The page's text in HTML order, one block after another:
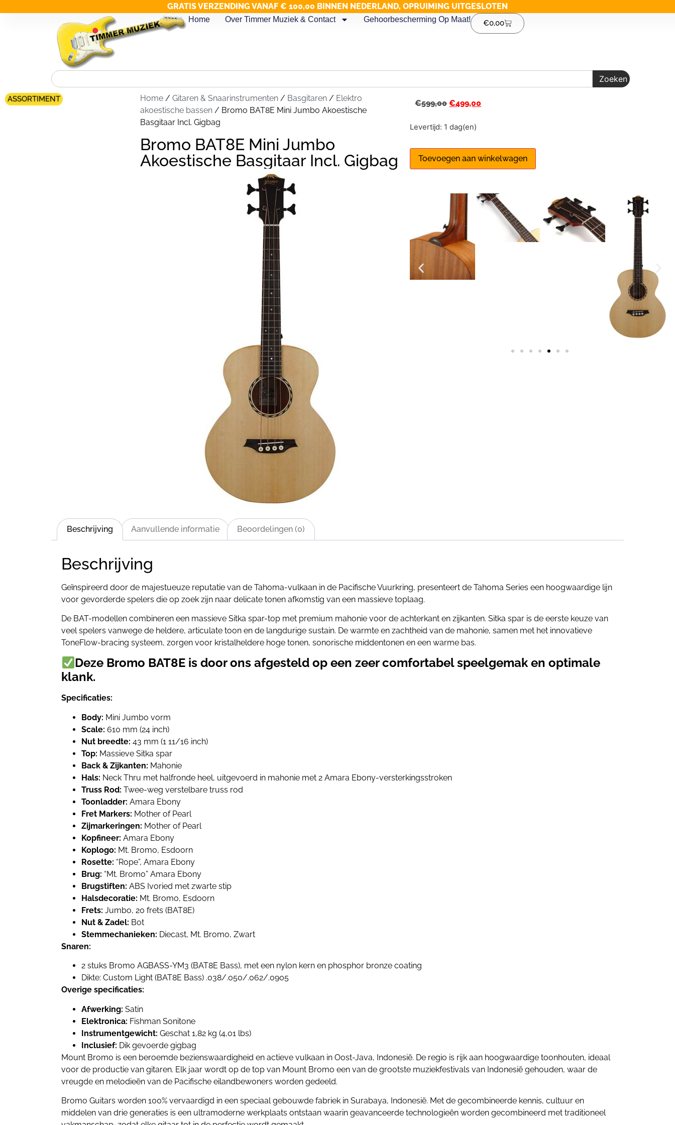
GRATIS VERZENDING VANAF € 100,00 BINNEN NEDERLAND, OPRUIMING UITGESLOTEN
Home Over Timmer Muziek & Contact Gehoorbescherming Op Maat! €0,00
Zoeken
ASSORTIMENT Home/ Gitaren & Snaarinstrumenten/ Basgitaren/ Elektro
akoestische bassen/ Bromo BAT8E Mini Jumbo Akoestische
Basgitaar Incl. Gigbag
Bromo BAT8E Mini Jumbo
Akoestische Basgitaar Incl. Gigbag
€599,00 €499,00
Levertijd: 1 dag(en)
Toevoegen aan winkelwagen
Beschrijving Aanvullende informatie Beoordelingen (0)
Beschrijving
Geïnspireerd door de majestueuze reputatie van de Tahoma-vulkaan in de Pacifische Vuurkring, presenteert de Tahoma Series een hoogwaardige lijn
voor gevorderde spelers die op zoek zijn naar delicate tonen afkomstig van een massieve toplaag.
De BAT-modellen combineren een massieve Sitka spar-top met premium mahonie voor de achterkant en zijkanten. Sitka spar is de eerste keuze van
veel spelers vanwege de heldere, articulate toon en de langdurige sustain. De warmte en zachtheid van de mahonie, samen met het innovatieve
ToneFlow-bracing systeem, zorgen voor kristalheldere hoge tonen, sonorische middentonen en een warme bas.
Deze Bromo BAT8E is door ons afgesteld op een zeer comfortabel speelgemak en optimale
klank.
Specificaties:
Body: Mini Jumbo vorm
Scale: 610 mm (24 inch)
Nut breedte: 43 mm (1 11/16 inch)
Top: Massieve Sitka spar
Back & Zijkanten: Mahonie
Hals: Neck Thru met halfronde heel, uitgevoerd in mahonie met 2 Amara Ebony-versterkingsstroken
Truss Rod: Twee-weg verstelbare truss rod
Toonladder: Amara Ebony
Fret Markers: Mother of Pearl
Zijmarkeringen: Mother of Pearl
Kopfineer: Amara Ebony
Koplogo: Mt. Bromo, Esdoorn
Rosette: “Rope”, Amara Ebony
Brug: “Mt. Bromo” Amara Ebony
Brugstiften: ABS Ivoried met zwarte stip
Halsdecoratie: Mt. Bromo, Esdoorn
Frets: Jumbo, 20 frets (BAT8E)
Nut & Zadel: Bot
Stemmechanieken: Diecast, Mt. Bromo, Zwart
Snaren:
2 stuks Bromo AGBASS-YM3 (BAT8E Bass), met een nylon kern en phosphor bronze coating
Dikte: Custom Light (BAT8E Bass) .038/.050/.062/.0905
Overige specificaties:
Afwerking: Satin
Elektronica: Fishman Sonitone
Instrumentgewicht: Geschat 1,82 kg (4,01 lbs)
Inclusief: Dik gevoerde gigbag
Mount Bromo is een beroemde bezienswaardigheid en actieve vulkaan in Oost-Java, Indonesië. De regio is rijk aan hoogwaardige toonhouten, ideaal
voor de productie van gitaren. Elk jaar wordt op de top van Mount Bromo een van de grootste muziekfestivals van Indonesië gehouden, waar de
vreugde en melodieën van de Pacifische eilandbewoners worden gedeeld.
Bromo Guitars worden 100% vervaardigd in een speciaal gebouwde fabriek in Surabaya, Indonesië. Met de gecombineerde kennis, cultuur en
middelen van drie generaties is een ultramoderne werkplaats ontstaan waarin geavanceerde technologieën worden gecombineerd met traditioneel